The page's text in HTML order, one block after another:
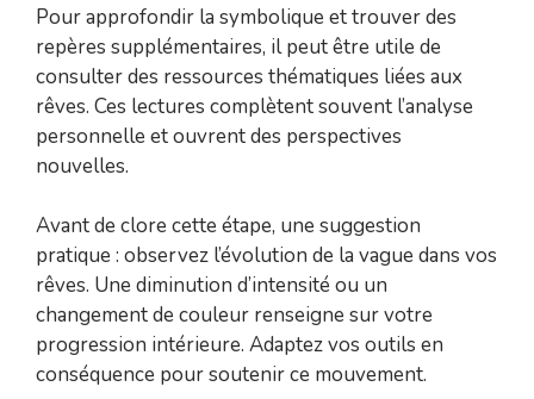
Pour approfondir la symbolique et trouver des
repères supplémentaires, il peut être utile de
consulter des ressources thématiques liées aux
rêves. Ces lectures complètent souvent l’analyse
personnelle et ouvrent des perspectives
nouvelles.
Avant de clore cette étape, une suggestion
pratique : observez l’évolution de la vague dans vos
rêves. Une diminution d’intensité ou un
changement de couleur renseigne sur votre
progression intérieure. Adaptez vos outils en
conséquence pour soutenir ce mouvement.